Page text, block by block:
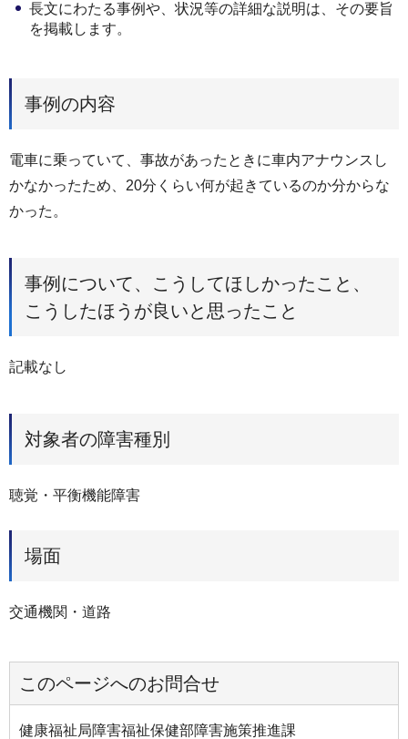
長文にわたる事例や、状況等の詳細な説明は、その要旨
を掲載します。
事例の内容
電車に乗っていて、事故があったときに車内アナウンスし
かなかったため、20分くらい何が起きているのか分からな
かった。
事例について、こうしてほしかったこと、
こうしたほうが良いと思ったこと
記載なし
対象者の障害種別
聴覚・平衡機能障害
場面
交通機関・道路
このページへのお問合せ
健康福祉局障害福祉保健部障害施策推進課